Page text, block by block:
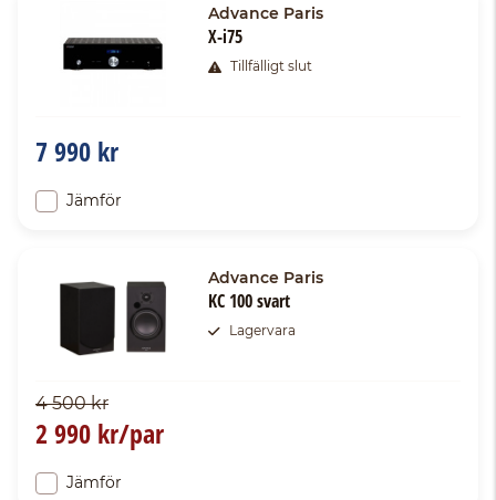
Advance Paris
X-i75
Tillfälligt slut
7 990 kr
Jämför
Advance Paris
KC 100 svart
Lagervara
4 500 kr
2 990 kr/par
Jämför